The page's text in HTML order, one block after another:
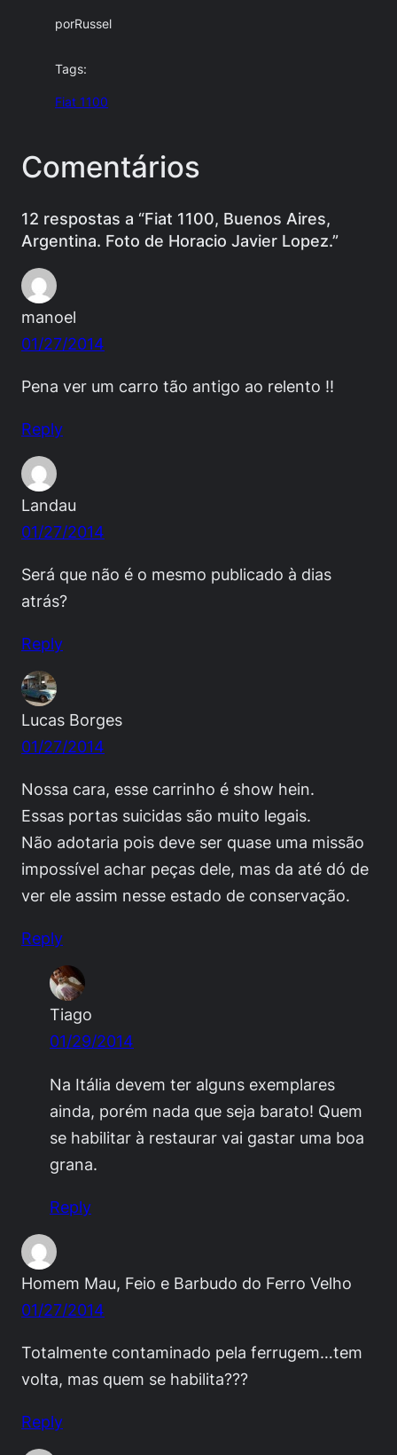
porRussel
Tags:
Fiat 1100
Comentários
12 respostas a “Fiat 1100, Buenos Aires,
Argentina. Foto de Horacio Javier Lopez.”
manoel
01/27/2014
Pena ver um carro tão antigo ao relento !!
Reply
Landau
01/27/2014
Será que não é o mesmo publicado à dias
atrás?
Reply
Lucas Borges
01/27/2014
Nossa cara, esse carrinho é show hein.
Essas portas suicidas são muito legais.
Não adotaria pois deve ser quase uma missão
impossível achar peças dele, mas da até dó de
ver ele assim nesse estado de conservação.
Reply
Tiago
01/29/2014
Na Itália devem ter alguns exemplares
ainda, porém nada que seja barato! Quem
se habilitar à restaurar vai gastar uma boa
grana.
Reply
Homem Mau, Feio e Barbudo do Ferro Velho
01/27/2014
Totalmente contaminado pela ferrugem…tem
volta, mas quem se habilita???
Reply